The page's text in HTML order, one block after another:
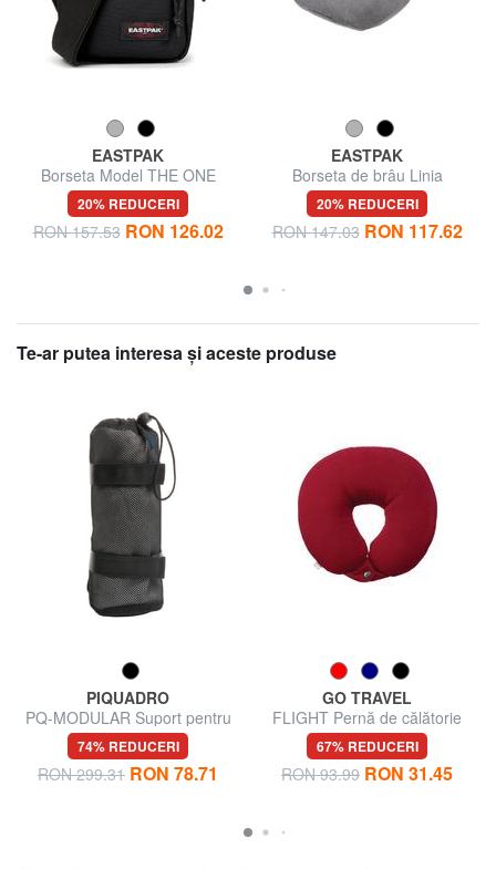
EASTPAK
Borseta Model THE ONE
20% REDUCERI
RON 157.53 RON 126.02
EASTPAK
Borseta de brâu Linia
SPRINGER
20% REDUCERI
RON 147.03 RON 117.62
Te-ar putea interesa şi aceste produse
PIQUADRO
PQ-MODULAR Suport pentru
sticle de apă
74% REDUCERI
RON 299.31 RON 78.71
GO TRAVEL
FLIGHT Pernă de călătorie
67% REDUCERI
RON 93.99 RON 31.45